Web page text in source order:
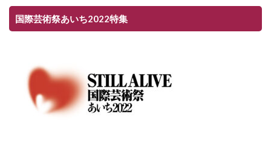
国際芸術祭あいち2022特集